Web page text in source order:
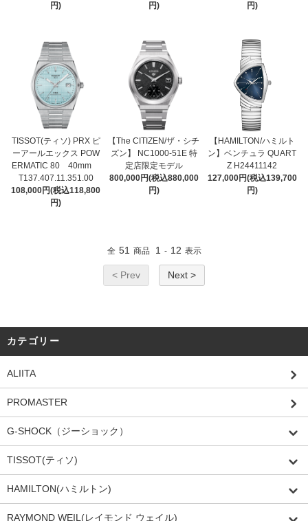
円)
円)
円)
TISSOT(ティソ) PRX ピ
ーアールエックス POW
ERMATIC 80 40mm
T137.407.11.351.00
108,000円(税込118,800
円)
【The CITIZEN/ザ・シチ
ズン】 NC1000-51E 特
定店限定モデル
800,000円(税込880,000
円)
【HAMILTON/ハミルト
ン】ベンチュラ QUART
Z H24411142
127,000円(税込139,700
円)
全 51 商品 1 - 12 表示
< Prev Next >
カテゴリー
ALIITA
PROMASTER
G-SHOCK（ジーショック）
TISSOT(ティソ)
HAMILTON(ハミルトン)
RAYMOND WEIL(レイモンド ウェイル)